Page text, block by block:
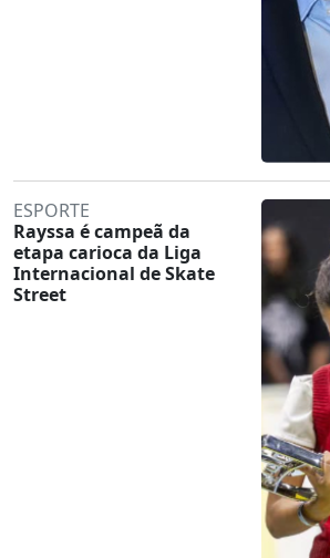
ESPORTE
Rayssa é campeã da
etapa carioca da Liga
Internacional de Skate
Street